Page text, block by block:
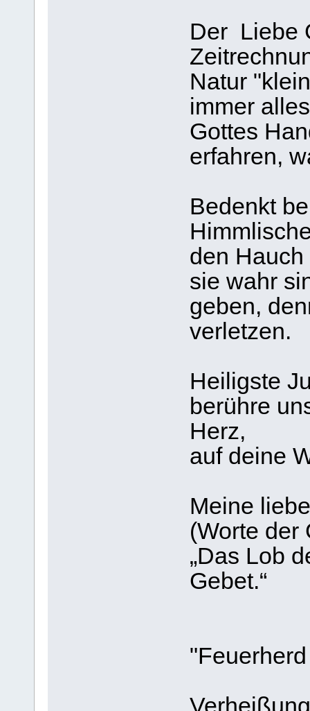
Der Liebe
Natur
immer
Gottes
erfahren,
Bedenkt
den
sie wahr
geben,
verletzen.
Heiligste
berühre
Herz,
auf deine
Meine
(Worte der
„Das Lob
Gebet.“